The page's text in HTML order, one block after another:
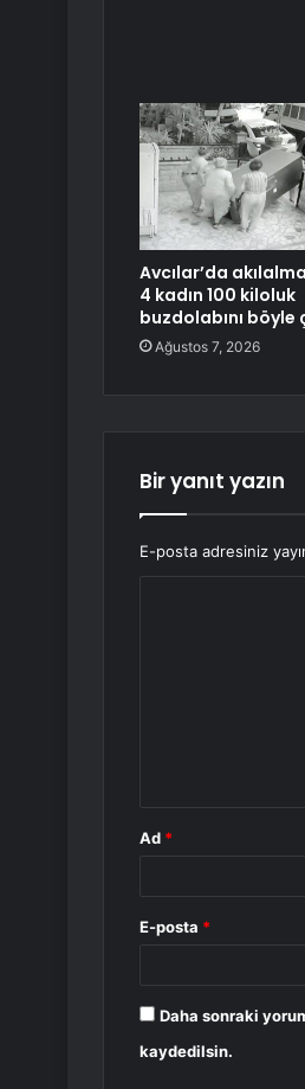
Avcılar’da
4 kadın 100 kiloluk
buzdolabını böyle
Ağustos 7, 2026
Bir yanıt yazın
E-posta adresiniz
Ad *
E-posta *
Daha sonraki
kaydedilsin.